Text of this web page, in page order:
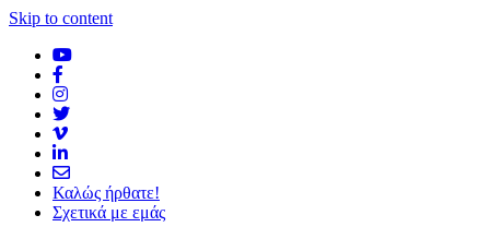
Skip to content
Καλώς ήρθατε!
Σχετικά με εμάς